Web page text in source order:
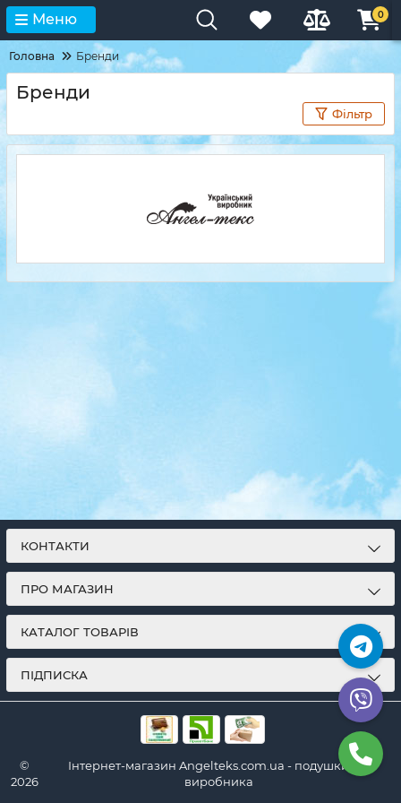
Меню 0
Головна Бренди
Бренди
Фільтр
КОНТАКТИ
ПРО МАГАЗИН
КАТАЛОГ ТОВАРІВ
ПІДПИСКА
©
2026
Інтернет-магазин Angelteks.com.ua - подушки від
виробника